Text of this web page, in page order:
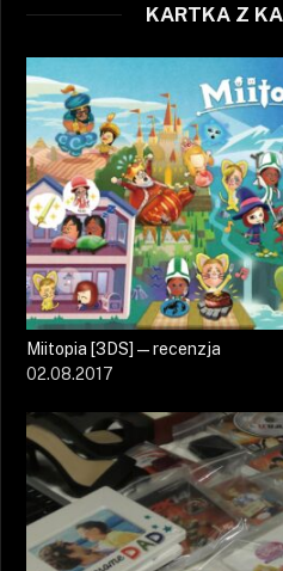
KARTKA Z
Miitopia [3DS] — recenzja
02.08.2017